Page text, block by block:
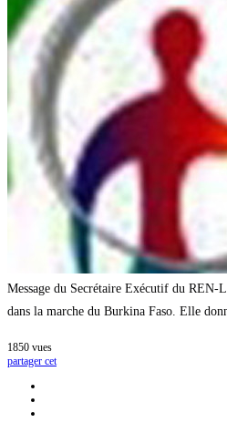
Message du Secrétaire Exécutif du REN-
dans la marche du Burkina Faso. Elle
1850 vues
partager cet